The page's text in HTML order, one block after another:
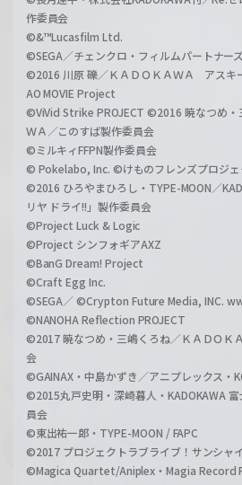
作委員会
©&™Lucasfilm Ltd.
©SEGA／チェンクロ・フィルムパートナー
©2016 川原 礫／ＫＡＤＯＫＡＷＡ アスキ
AO MOVIE Project
©ViVid Strike PROJECT ©2016 暁なつめ・
ＷＡ／このすば製作委員会
©ミルキィFFPN製作委員会
© Pokelabo, Inc. ©けものフレンズプロジェ
©2016 ひろやまひろし・TYPE-MOON／
リヤ ドライ!!」製作委員会
©Project Luck & Logic
©Project シンフォギアAXZ
©BanG Dream! Project
©Craft Egg Inc.
©SEGA／ ©Crypton Future Media, INC.
©NANOHA Reflection PROJECT
©2017 暁なつめ・三嶋くろね／ＫＡＤＯＫ
会
©GAINAX・中島かずき／アニプレックス・
©2015丸戸史明・深崎暮人・KADOKAWA
員会
©東出祐一郎・TYPE-MOON / FAPC
©2017 プロジェクトラブライブ！サンシャ
©Magica Quartet/Aniplex・Magia Record